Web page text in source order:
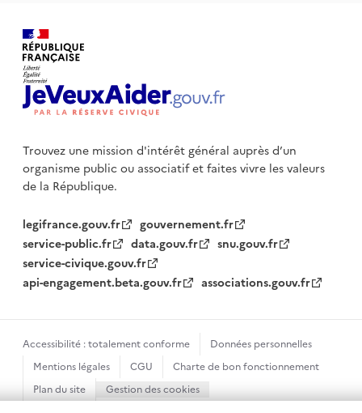
Trouvez une mission d'intérêt général auprès d’un
organisme publicou associatif et faites vivre les valeurs
de la République.
legifrance.gouv.fr
gouvernement.fr
service-public.fr
data.gouv.fr
snu.gouv.fr
service-civique.gouv.fr
api-engagement.beta.gouv.fr
associations.gouv.fr
Accessibilité : totalement conforme
Données personnelles
Mentions légales
CGU
Charte de bon fonctionnement
Plan du site
Gestion des cookies